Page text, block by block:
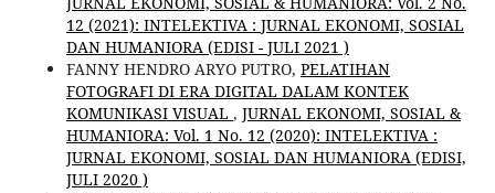
12 (2021): INTELEKTIVA : JURNAL EKONOMI, SOSIAL
DAN HUMANIORA (EDISI - JULI 2021 )
FANNY HENDRO ARYO PUTRO, PELATIHAN
FOTOGRAFI DI ERA DIGITAL DALAM KONTEK
KOMUNIKASI VISUAL , JURNAL EKONOMI, SOSIAL &
HUMANIORA: Vol. 1 No. 12 (2020): INTELEKTIVA :
JURNAL EKONOMI, SOSIAL DAN HUMANIORA (EDISI,
JULI 2020 )